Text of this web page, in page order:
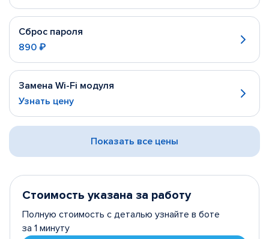
Сброс пароля
890 ₽
Замена Wi-Fi модуля
Узнать цену
Показать все цены
Стоимость указана за работу
Полную стоимость с деталью узнайте в боте
за 1 минуту